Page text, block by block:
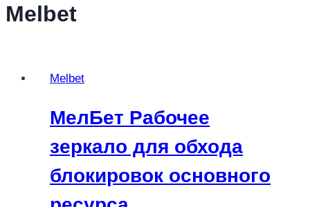
Melbet
Melbet
МелБет Рабочее
зеркало для обхода
блокировок основного